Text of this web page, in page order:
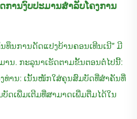
ານງົບປະມານສຳລັບໂຄງການ
ທຶນການດັດແປງບ້ານຄອນເທີນເນີ” ມີ
ານ. ກະ​ລຸ​ນາ​ເຮັດ​ຕາມ​ຂັ້ນ​ຕອນ​ຕໍ່​ໄປ​ນີ້:
ທ່ານ: ເນັ້ນໜັກໃສ່ຄຸນສົມບັດທີ່ສຳຄັນທີ່
ດເພີ່ມເຕີມທີ່ສາມາດເພີ່ມຕື່ມໄດ້ໃນ